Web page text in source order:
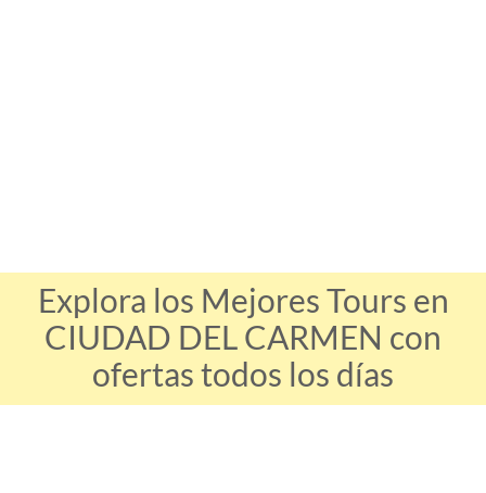
Explora los Mejores Tours en
CIUDAD DEL CARMEN con
ofertas todos los días